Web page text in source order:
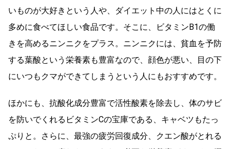
いものが大好きという人や、ダイエット中の人にはとくに
多めに食べてほしい食品です。そこに、ビタミンB1の働
きを高めるニンニクをプラス。ニンニクには、貧血を予防
する葉酸という栄養素も豊富なので、顔色が悪い、目の下
にいつもクマができてしまうという人にもおすすめです。
ほかにも、抗酸化成分豊富で活性酸素を除去し、体のサビ
を防いでくれるビタミンCの宝庫である、キャベツもたっ
ぷりと。さらに、最強の疲労回復成分、クエン酸がとれる